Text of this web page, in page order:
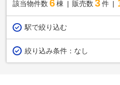
該当物件数 6棟 販売数 3 件
駅で絞り込む
絞り込み条件： なし